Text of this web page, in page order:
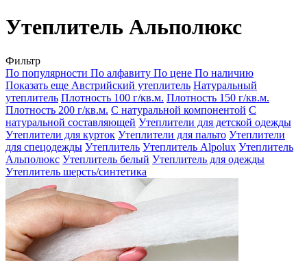
Утеплитель Альполюкс
Фильтр
По популярности По алфавиту По цене По наличию
Показать еще Австрийский утеплитель Натуральный
утеплитель Плотность 100 г/кв.м. Плотность 150 г/кв.м.
Плотность 200 г/кв.м. С натуральной компонентой С
натуральной составляющей Утеплители для детской одежды
Утеплители для курток Утеплители для пальто Утеплители
для спецодежды Утеплитель Утеплитель Alpolux Утеплитель
Альполюкс Утеплитель белый Утеплитель для одежды
Утеплитель шерсть/синтетика